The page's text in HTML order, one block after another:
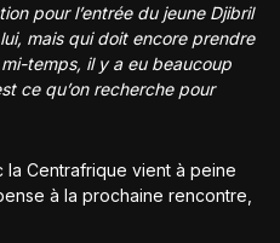
pour l’entrée du jeune Djibril
mais qui doit encore prendre
temps, il y a eu beaucoup
ce qu’on recherche pour
Centrafrique vient à peine
à la prochaine rencontre,